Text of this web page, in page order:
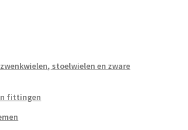
stoelwielen en zware
fittingen